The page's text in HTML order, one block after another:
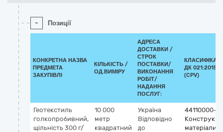
- Позиції
КОНКРЕТНА НАЗВА
ПРЕДМЕТА
ЗАКУПІВЛІ
КІЛЬКІСТЬ /
ОД.ВИМІРУ
АДРЕСА
ДОСТАВКИ /
СТРОК
ПОСТАВКИ/
ВИКОНАННЯ
РОБІТ/
НАДАННЯ
ПОСЛУГ:
ДК 021:2015
(CPV)
Геотекстиль
голкопробивний,
щільність 300 г/
10 000
метр
квадратний
Україна
Відповідно
до
44110000-4
матеріали